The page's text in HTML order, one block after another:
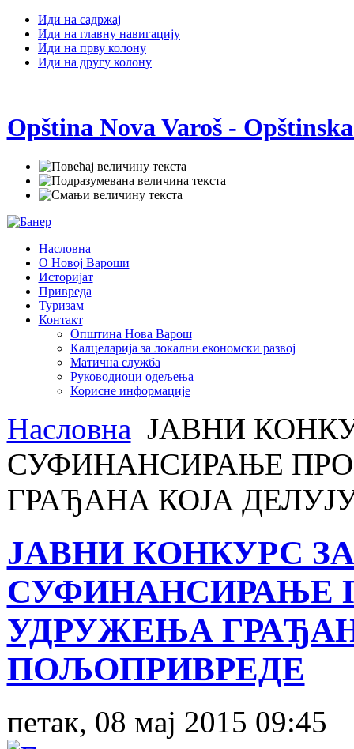
Иди на садржај
Иди на главну навигацију
Иди на прву колону
Иди на другу колону
Opština Nova Varoš -
Насловна
О Новој Вароши
Историјат
Привреда
Туризам
Контакт
Општина Нова Варош
Калцеларија за локални економски развој
Матична служба
Руководиоци одељења
Корисне информације
Насловна ЈАВНИ
СУФИНАНСИРАЊЕ
ГРАЂАНА КОЈА
ЈАВНИ КОНКУРС
СУФИНАНСИРАЊЕ
УДРУЖЕЊА
ПОЉОПРИВРЕДЕ
петак, 08 мај 2015 09:45